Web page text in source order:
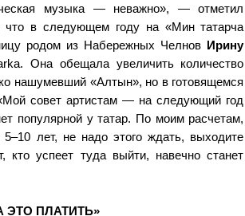
музыка — неважно», — отметил
что в следующем году на «Мин татарча
родом из Набережных Челнов Ирину
Она обещала увеличить количество
нашумевший «Алтын», но в готовящемся
совет артистам — на следующий год
популярной у татар. По моим расчетам,
лет, не надо этого ждать, выходите
кто успеет туда выйти, навечно станет
ЭТО ПЛАТИТЬ»